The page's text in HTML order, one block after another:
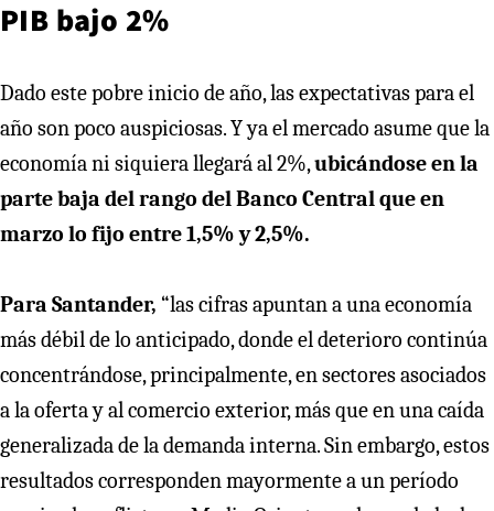
PIB bajo 2%
Dado este pobre inicio de año, las expectativas para el
año son poco auspiciosas. Y ya el mercado asume que la
economía ni siquiera llegará al 2%,ubicándose en la
parte baja del rango del Banco Central que en
marzo lo fijo entre 1,5% y 2,5%.
Para Santander, “las cifras apuntan a una economía
más débil de lo anticipado, donde el deterioro continúa
concentrándose, principalmente, en sectores asociados
a la oferta y al comercio exterior, más que en una caída
generalizada de la demanda interna. Sin embargo, estos
resultados corresponden mayormente a un período